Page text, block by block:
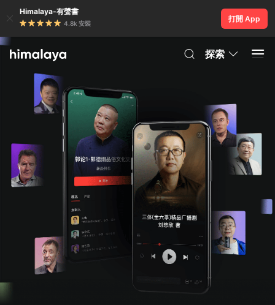
Himalaya-有聲書
4.8k 安裝
打開 App
探索